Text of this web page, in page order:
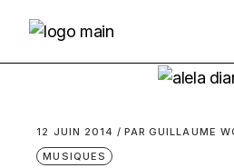
12 JUIN 2014 PAR GUILLAUME
MUSIQUES